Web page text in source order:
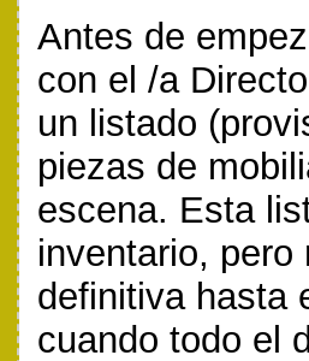
Antes de
con el /a
un listado
piezas de
escena. Esta
inventario, pero
definitiva hasta
cuando todo el